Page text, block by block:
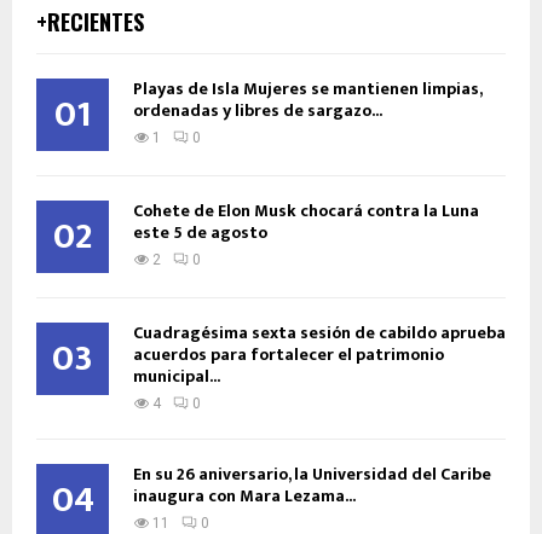
+RECIENTES
01 Playas de Isla Mujeres se mantienen limpias,
ordenadas y libres de sargazo...
1 0
02 Cohete de Elon Musk chocará contra la Luna
este 5 de agosto
2 0
03 Cuadragésima sexta sesión de cabildo aprueba
acuerdos para fortalecer el patrimonio
municipal...
4 0
04 En su 26 aniversario, la Universidad del Caribe
inaugura con Mara Lezama...
11 0